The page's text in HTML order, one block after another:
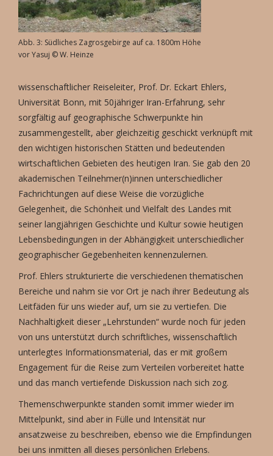
Abb. 3: Südliches Zagrosgebirge auf ca. 1800m Höhe
vor Yasuj © W. Heinze
wissenschaftlicher Reiseleiter, Prof. Dr. Eckart Ehlers,
Universität Bonn, mit 50jähriger Iran-Erfahrung, sehr
sorgfältig auf geographische Schwerpunkte hin
zusammengestellt, aber gleichzeitig geschickt verknüpft mit
den wichtigen historischen Stätten und bedeutenden
wirtschaftlichen Gebieten des heutigen Iran. Sie gab den 20
akademischen Teilnehmer(n)innen unterschiedlicher
Fachrichtungen auf diese Weise die vorzügliche
Gelegenheit, die Schönheit und Vielfalt des Landes mit
seiner langjährigen Geschichte und Kultur sowie heutigen
Lebensbedingungen in der Abhängigkeit unterschiedlicher
geographischer Gegebenheiten kennenzulernen.
Prof. Ehlers strukturierte die verschiedenen thematischen
Bereiche und nahm sie vor Ort je nach ihrer Bedeutung als
Leitfäden für uns wieder auf, um sie zu vertiefen. Die
Nachhaltigkeit dieser „Lehrstunden“ wurde noch für jeden
von uns unterstützt durch schriftliches, wissenschaftlich
unterlegtes Informationsmaterial, das er mit großem
Engagement für die Reise zum Verteilen vorbereitet hatte
und das manch vertiefende Diskussion nach sich zog.
Themenschwerpunkte standen somit immer wieder im
Mittelpunkt, sind aber in Fülle und Intensität nur
ansatzweise zu beschreiben, ebenso wie die Empfindungen
bei uns inmitten all dieses persönlichen Erlebens.